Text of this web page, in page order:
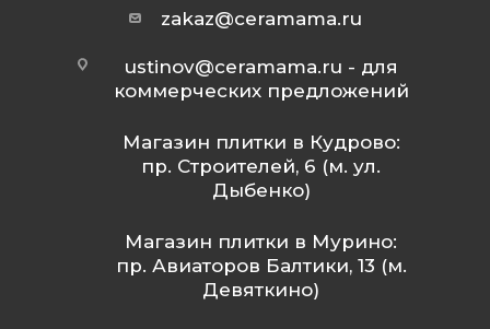
zakaz@ceramama.ru
ustinov@ceramama.ru - для
коммерческих предложений
Магазин плитки в Кудрово:
пр. Строителей, 6 (м. ул.
Дыбенко)
Магазин плитки в Мурино:
пр. Авиаторов Балтики, 13 (м.
Девяткино)